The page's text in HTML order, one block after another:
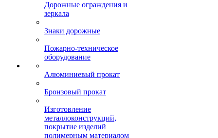
Дорожные ограждения и
зеркала
Знаки дорожные
Пожарно-техническое
оборудование
Алюминиевый прокат
Бронзовый прокат
Изготовление
металлоконструкций,
покрытие изделий
полимерным материалом